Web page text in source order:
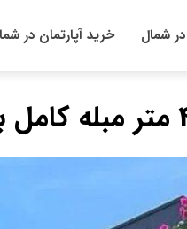
شمال خرید آپارتمان در